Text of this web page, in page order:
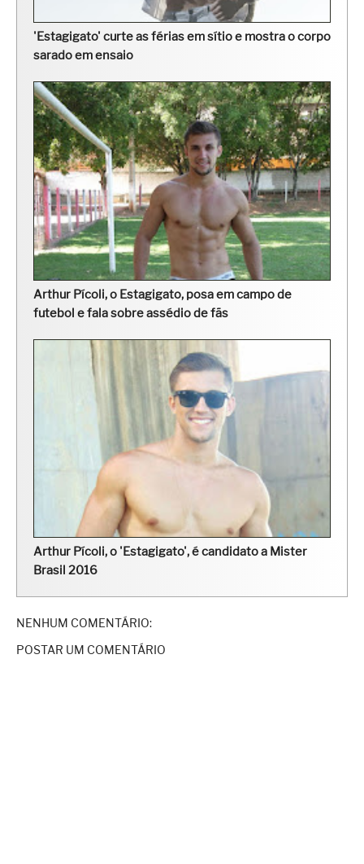
'Estagigato' curte as férias em sítio e mostra o corpo
sarado em ensaio
Arthur Pícoli, o Estagigato, posa em campo de
futebol e fala sobre assédio de fãs
Arthur Pícoli, o 'Estagigato', é candidato a Mister
Brasil 2016
NENHUM COMENTÁRIO:
POSTAR UM COMENTÁRIO